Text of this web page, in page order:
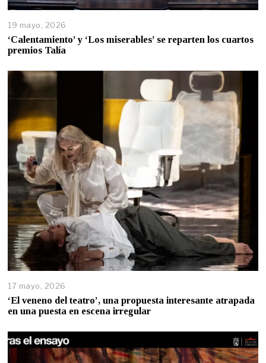
19 mayo, 2026
‘Calentamiento’ y ‘Los miserables’ se reparten los cuartos
premios Talía
17 mayo, 2026
‘El veneno del teatro’, una propuesta interesante atrapada
en una puesta en escena irregular